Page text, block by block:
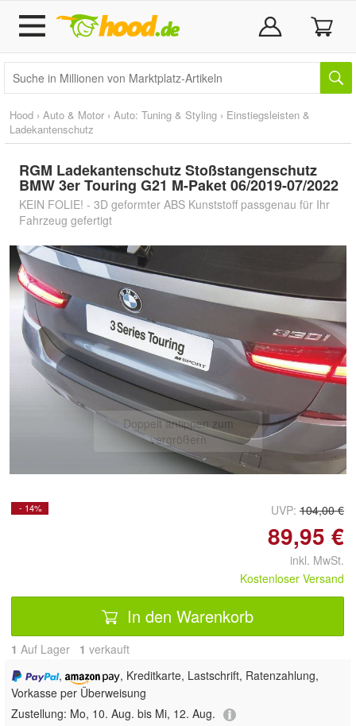
Hood › Auto & Motor › Auto: Tuning & Styling › Einstiegsleisten &
Ladekantenschutz
RGM Ladekantenschutz Stoßstangenschutz
BMW 3er Touring G21 M-Paket 06/2019-07/2022
KEIN FOLIE! - 3D geformter ABS Kunststoff passgenau für Ihr
Fahrzeug gefertigt
Doppelt antippen zum
vergrößern
- 14% UVP: 104,00 €
89,95 €
inkl. MwSt.
Kostenloser Versand
In den Warenkorb
1 Auf Lager 1 verkauft
,
, Kreditkarte, Lastschrift, Ratenzahlung,
Vorkasse per Überweisung
Zustellung: Mo, 10. Aug. bis Mi, 12. Aug.